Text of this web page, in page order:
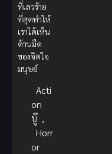
ที่เลวร้าย
ที่สุดทำให้
เราได้เห็น
ด้านมืด
ของจิตใจ
มนุษย์
Acti
on
บู๊ ,
Horr
or